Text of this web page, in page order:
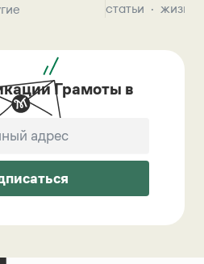
статьи жизнь
Грамоты в